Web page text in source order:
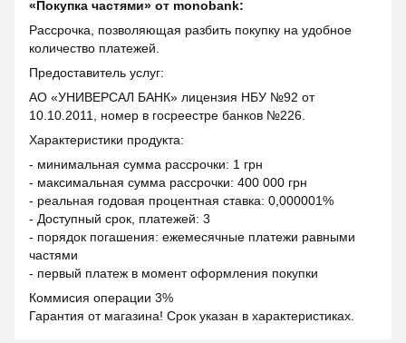
«Покупка частями» от monobank:
Рассрочка, позволяющая разбить покупку на удобное
количество платежей.
Предоставитель услуг:
АО «УНИВЕРСАЛ БАНК» лицензия НБУ №92 от
10.10.2011, номер в госреестре банков №226.
Характеристики продукта:
- минимальная сумма рассрочки: 1 грн
- максимальная сумма рассрочки: 400 000 грн
- реальная годовая процентная ставка: 0,000001%
- Доступный срок, платежей: 3
- порядок погашения: ежемесячные платежи равными
частями
- первый платеж в момент оформления покупки
Коммисия операции 3%
Гарантия от магазина! Срок указан в характеристиках.